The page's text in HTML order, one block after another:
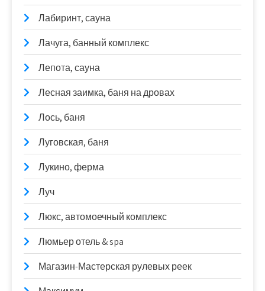
Лабиринт, сауна
Лачуга, банный комплекс
Лепота, сауна
Лесная заимка, баня на дровах
Лось, баня
Луговская, баня
Лукино, ферма
Луч
Люкс, автомоечный комплекс
Люмьер отель & spa
Магазин-Мастерская рулевых реек